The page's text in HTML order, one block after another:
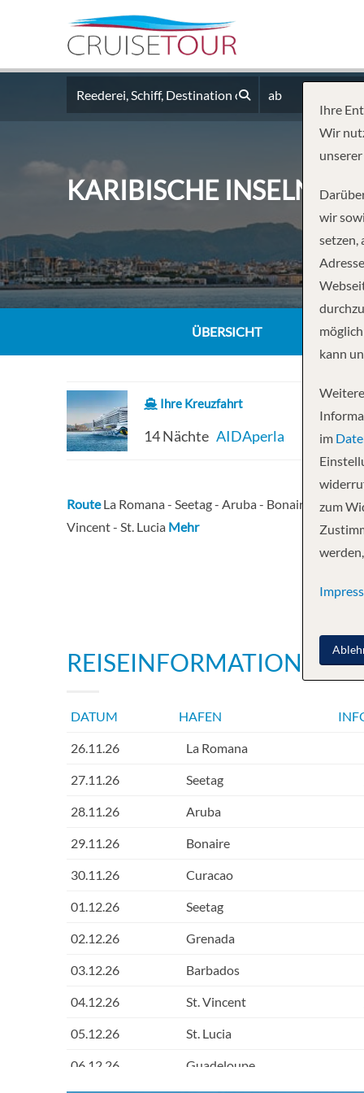
ab
KARIBISCHE INSELN
ÜBERSICHT
Ihre Kreuzfahrt
14 Nächte AIDAperla
RouteLa Romana - Seetag - Aruba - Bonaire -
Vincent - St. Lucia Mehr
REISEINFORMATIONEN
DATUM HAFEN
26.11.26 La Romana
27.11.26 Seetag
28.11.26 Aruba
29.11.26 Bonaire
30.11.26 Curacao
01.12.26 Seetag
02.12.26 Grenada
03.12.26 Barbados
04.12.26 St. Vincent
05.12.26 St. Lucia
06.12.26 Guadeloupe
Ihre
Wir
wir
setzen,
kann
im
zum